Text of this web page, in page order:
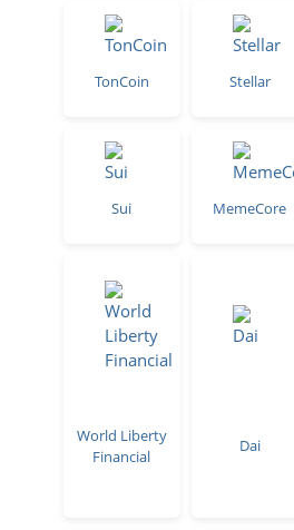
TonCoin Stellar
Sui MemeCore
World Liberty
Financial
Dai